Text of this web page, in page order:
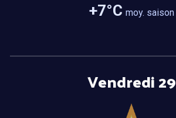
+7°C moy. saison
Vendredi 29